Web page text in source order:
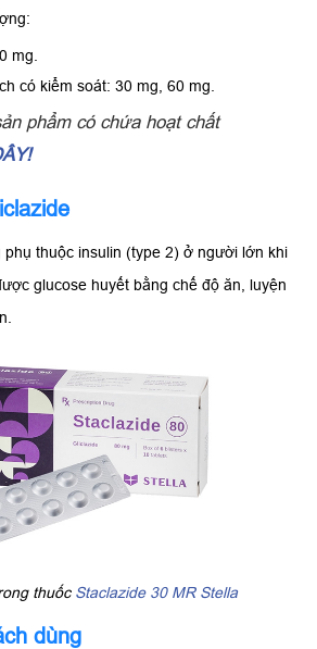
mg.
có kiểm soát: 30 mg, 60 mg.
phẩm có chứa hoạt chất
thuộc insulin (type 2) ở người lớn khi
glucose huyết bằng chế độ ăn, luyện
thuốc Staclazide 30 MR Stella
dùng